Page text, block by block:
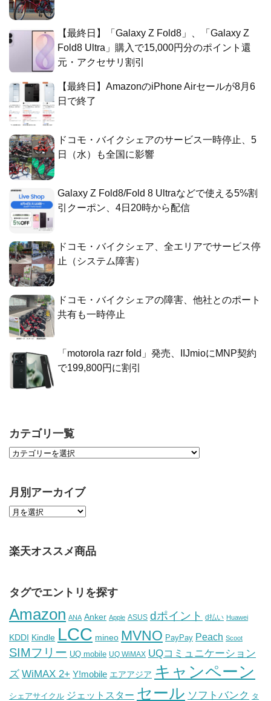
【最終日】「Galaxy Z Fold8」、「Galaxy Z
Fold8 Ultra」購入で15,000円分のポイント還
元・アクセサリ割引
【最終日】AmazonのiPhone Airセールが8月6
日で終了
ドコモ・バイクシェアのサービス一時停止、5
日（水）も全国に影響
Galaxy Z Fold8/Fold 8 Ultraなどで使える5%割
引クーポン、4日20時から配信
ドコモ・バイクシェア、全エリアでサービス停
止（システム障害）
ドコモ・バイクシェアの障害、他社とのポート
共有も一時停止
「motorola razr fold」発売、IIJmioにMNP契約
で199,800円に割引
カテゴリ一覧
月別アーカイブ
楽天オススメ商品
タグでエントリを探す
Amazon ANA Anker Apple ASUS dポイント d払い Huawei
KDDI Kindle LCC mineo MVNO PayPay Peach Scoot
SIMフリー UQ mobile UQ WiMAX UQコミュニケーション
ズ WiMAX 2+ Y!mobile エアアジア キャンペーン
シェアサイクル ジェットスター セール ソフトバンク タ